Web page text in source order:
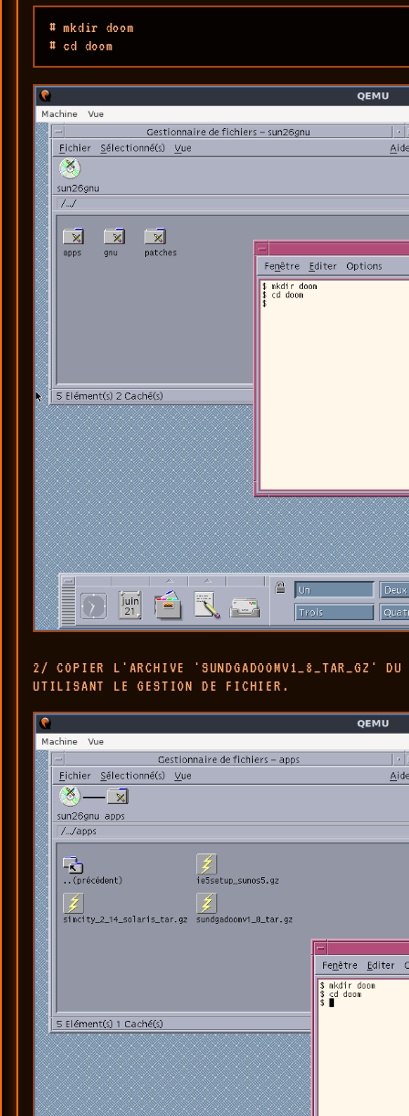
# mkdir doom
# cd doom
2/ COPIER L'ARCHIVE 'SUNDGADOOMV1_8_TAR_GZ'
UTILISANT LE GESTION DE FICHIER.